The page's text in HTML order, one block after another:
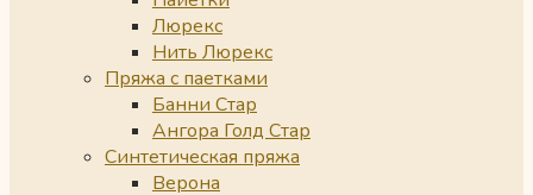
Люрекс
Нить Люрекс
Пряжа с паетками
Банни Стар
Ангора Голд Стар
Синтетическая пряжа
Верона